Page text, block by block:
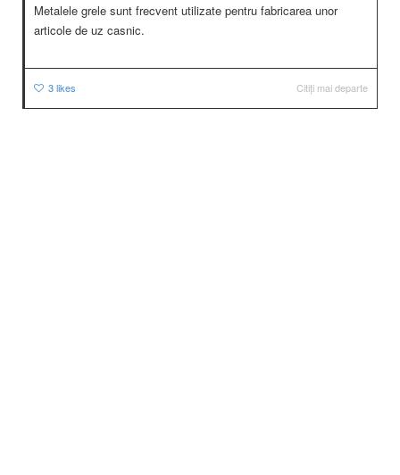
Metalele grele sunt frecvent utilizate pentru fabricarea unor
articole de uz casnic.
3likes Citiți mai departe